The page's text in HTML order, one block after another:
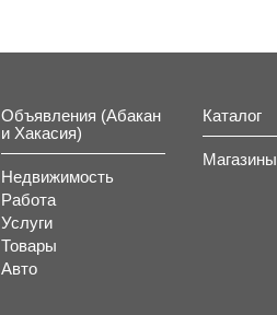
Объявления (Абакан
и Хакасия)
Недвижимость
Работа
Услуги
Товары
Авто
Каталог
Магазины